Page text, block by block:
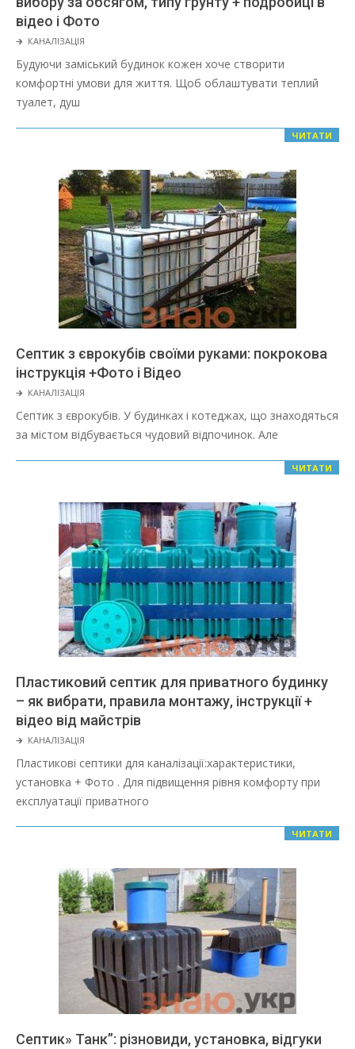
відео і Фото
2022-
03-
08
🡲 КАНАЛІЗАЦІЯ
Будуючи заміський будинок кожен хоче створити
комфортні умови для життя. Щоб облаштувати теплий
туалет, душ
ЧИТАТИ
Септик з єврокубів своїми руками: покрокова
інструкція +Фото і Відео
2022-
03-
08
🡲 КАНАЛІЗАЦІЯ
Септик з єврокубів. У будинках і котеджах, що знаходяться
за містом відбувається чудовий відпочинок. Але
ЧИТАТИ
Пластиковий септик для приватного будинку
– як вибрати, правила монтажу, інструкції +
відео від майстрів
2022-
03-
🡲 КАНАЛІЗАЦІЯ
Пластикові септики для каналізації:характеристики,
установка + Фото . Для підвищення рівня комфорту при
експлуатації приватного
ЧИТАТИ
Септик» Танк”: різновиди, установка, відгуки